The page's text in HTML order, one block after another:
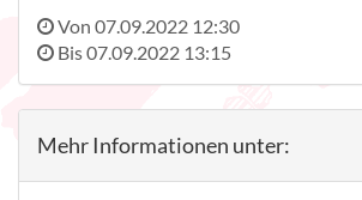
Von 07.09.2022 12:30
Bis07.09.2022 13:15
Mehr Informationen unter: